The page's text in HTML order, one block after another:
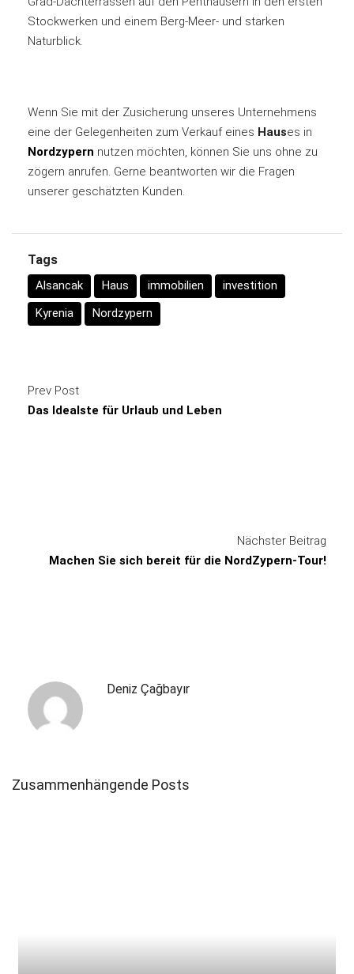
Stockwerken und einem Berg-Meer- und starken
Naturblick.
Wenn Sie mit der Zusicherung unseres Unternehmens
eine der Gelegenheiten zum Verkauf eines Hauses in
Nordzypern nutzen möchten, können Sie uns ohne zu
zögern anrufen. Gerne beantworten wir die Fragen
unserer geschätzten Kunden.
Tags
Alsancak Haus immobilien
investition
Kyrenia
Nordzypern
Prev Post
Das Idealste für Urlaub und Leben
Nächster Beitrag
Machen Sie sich bereit für die NordZypern-Tour!
Deniz Çağbayır
Zusammenhängende Posts